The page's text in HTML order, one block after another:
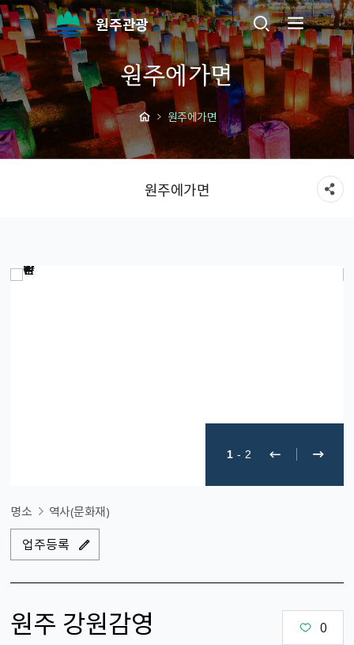
원주관광
원주에가면
원주에가면
원주에가면
1 - 2
명소 역사(문화재)
업주등록
원주 강원감영 0